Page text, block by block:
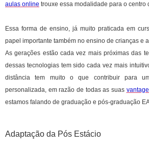
aulas online trouxe essa modalidade para o centro
Essa forma de ensino, já muito praticada em
papel importante também no ensino de crianças e
As gerações estão cada vez mais próximas das
dessas tecnologias tem sido cada vez mais
distância tem muito o que contribuir para
personalizada, em razão de todas as suas
estamos falando de graduação e pós-graduação
Adaptação da Pós Estácio